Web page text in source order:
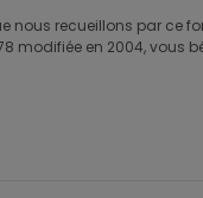
nous recueillons par ce
modifiée en 2004, vous